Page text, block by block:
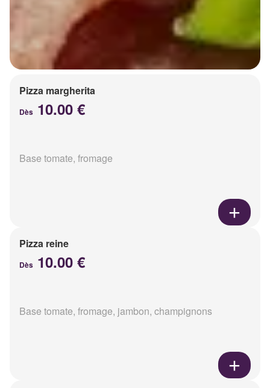
Pizza margherita
Dès 10.00 €
Base tomate, fromage
Pizza reine
Dès 10.00 €
Base tomate, fromage, jambon, champignons